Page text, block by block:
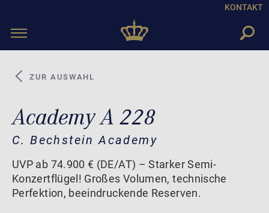
KONTAKT
Toggle
ZUR AUSWAHL
Academy A 228
C. Bechstein Academy
UVP ab 74.900 € (DE/AT) – Starker Semi-
Konzertflügel! Großes Volumen, technische
Perfektion, beeindruckende Reserven.